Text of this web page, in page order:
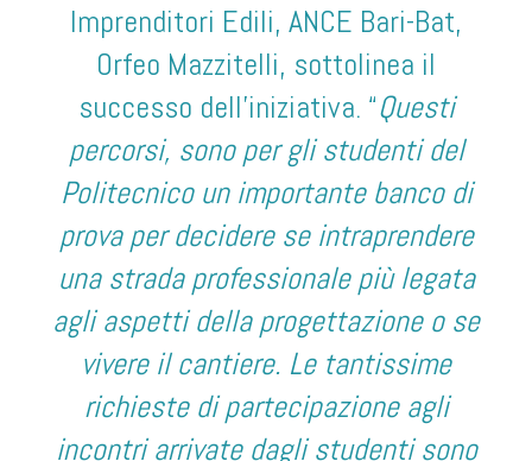
Imprenditori Edili, ANCE Bari-Bat,
Orfeo Mazzitelli, sottolinea il
successo dell’iniziativa. “Questi
percorsi, sono per gli studenti del
Politecnico un importante banco di
prova per decidere se intraprendere
una strada professionale più legata
agli aspetti della progettazione o se
vivere il cantiere. Le tantissime
richieste di partecipazione agli
incontri arrivate dagli studenti sono